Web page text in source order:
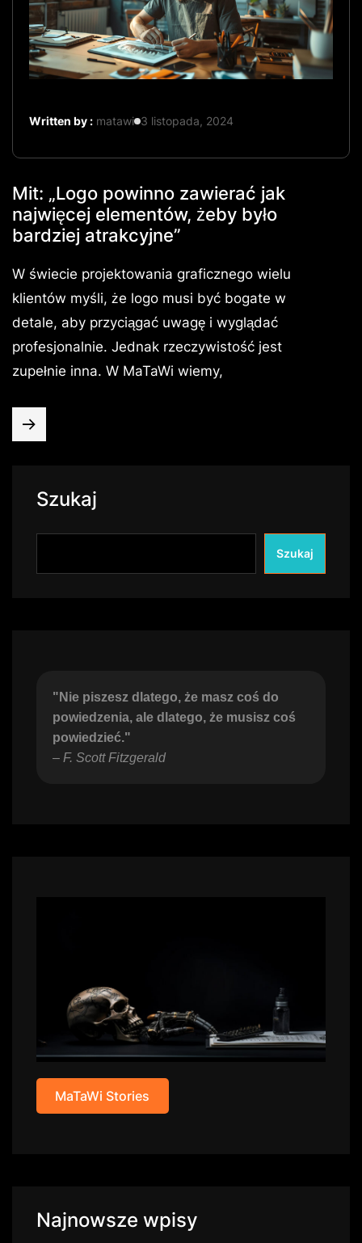
Written by : matawi 3 listopada, 2024
Mit: „Logo powinno zawierać jak
najwięcej elementów, żeby było
bardziej atrakcyjne”
W świecie projektowania graficznego wielu
klientów myśli, że logo musi być bogate w
detale, aby przyciągać uwagę i wyglądać
profesjonalnie. Jednak rzeczywistość jest
zupełnie inna. W MaTaWi wiemy,
Szukaj
Szukaj
"Nie piszesz dlatego, że masz coś do
powiedzenia, ale dlatego, że musisz coś
powiedzieć."
– F. Scott Fitzgerald
MaTaWi Stories
Najnowsze wpisy